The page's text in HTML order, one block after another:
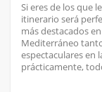
Si eres de los que
itinerario será
más destacados
Mediterráneo
espectaculares en
prácticamente,